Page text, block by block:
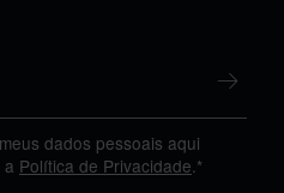
dados pessoais aqui
Política de Privacidade .*